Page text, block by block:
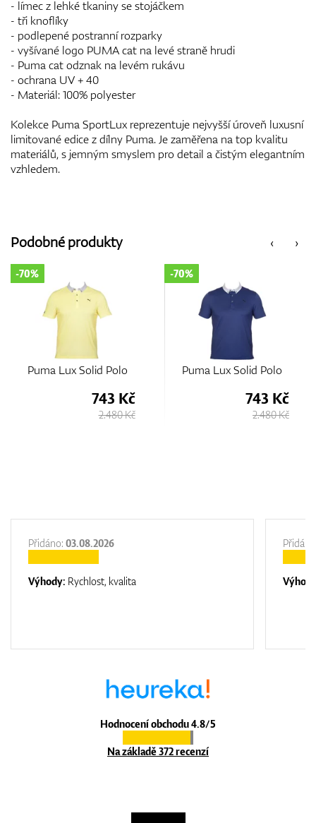
- límec z lehké tkaniny se stojáčkem
- tři knoflíky
- podlepené postranní rozparky
- vyšívané logo PUMA cat na levé straně hrudi
- Puma cat odznak na levém rukávu
- ochrana UV + 40
- Materiál: 100% polyester
Kolekce Puma SportLux reprezentuje nejvyšší úroveň luxusní
limitované edice z dílny Puma. Je zaměřena na top kvalitu
materiálů, s jemným smyslem pro detail a čistým elegantním
vzhledem.
‹
Podobné produkty ›
Puma Lux Solid Polo
-70%
743 Kč
2.480 Kč
Puma Lux Solid Polo
-70%
743 Kč
2.480 Kč
Hodnocení obchodu 4.8/5
Na základě 372 recenzí
Přidáno: 03.08.2026
Výhody: Rychlost, kvalita